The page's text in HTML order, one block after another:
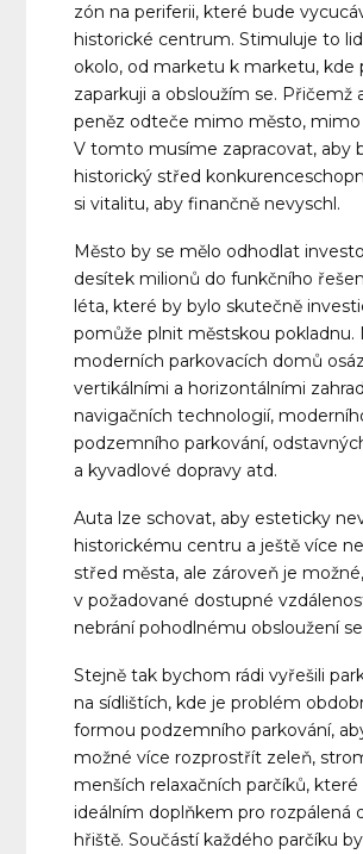
zón na periferii, které bude
historické centrum. Stimuluje to
okolo, od marketu k marketu, kde
zaparkuji a obsloužím se. Přičemž
peněz odteče mimo město, mimo
V tomto musíme zapracovat, aby
historický střed
si vitalitu, aby finančně nevyschl.
Město by se mělo odhodlat
desítek milionů do funkčního
léta, které by bylo skutečně
pomůže plnit městskou pokladnu.
moderních parkovacích domů
vertikálními a horizontálními
navigačních technologií,
podzemního parkování,
a kyvadlové dopravy atd.
Auta lze schovat, aby esteticky
historickému centru a ještě více
střed města, ale zároveň je
v požadované dostupné
nebrání pohodlnému obsloužení
Stejně tak bychom rádi vyřešili
na sídlištích, kde je problém
formou podzemního parkování,
možné více rozprostřít zeleň,
menších relaxačních parčíků,
ideálním doplňkem pro rozpálená
hřiště. Součástí každého parčíku